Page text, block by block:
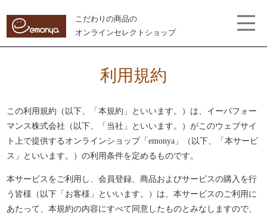
こだわりの商品の
オンラインセレクトショップ
利用規約
この利用規約（以下、「本規約」といいます。）は、イーパフォー
マンス株式会社（以下、「当社」といいます。）がこのウェブサイ
ト上で提供するオンラインショップ「emonya 」（以下、「本サービ
ス」といいます。）の利用条件を定めるものです。
本サービスをご利用し、会員登録、商品およびサービスの購入を行
う皆様（以下「お客様」といいます。）は、本サービスのご利用に
あたって、本規約の内容にすべて同意したものとみなしますので、